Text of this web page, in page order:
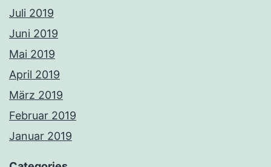
Juli 2019
Juni 2019
Mai 2019
April 2019
März 2019
Februar 2019
Januar 2019